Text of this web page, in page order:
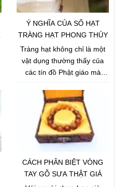
Ý NGHĨA CỦA SỐ HẠT
TRÀNG HẠT PHONG THỦY
Tràng hạt không chỉ là một
vật dụng thường thấy của
các tín đồ Phật giáo mà
như: gỗ sưa, tràng hạt đá…
còn là món đồ trang sức khá
được lòng nhiều thanh thiếu
niên. Những người duy tâm
thường mặc định số hạt
với một điềm báo riêng. Hãy
cùng xem những ý nghĩa
CÁCH PHÂN BIỆT VÒNG
TAY GỖ SƯA THẬT GIẢ